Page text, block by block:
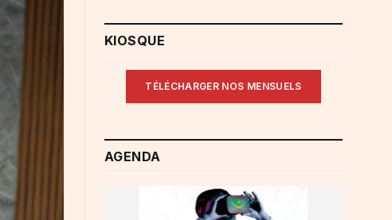
KIOSQUE
TÉLÉCHARGER NOS MENSUELS
AGENDA